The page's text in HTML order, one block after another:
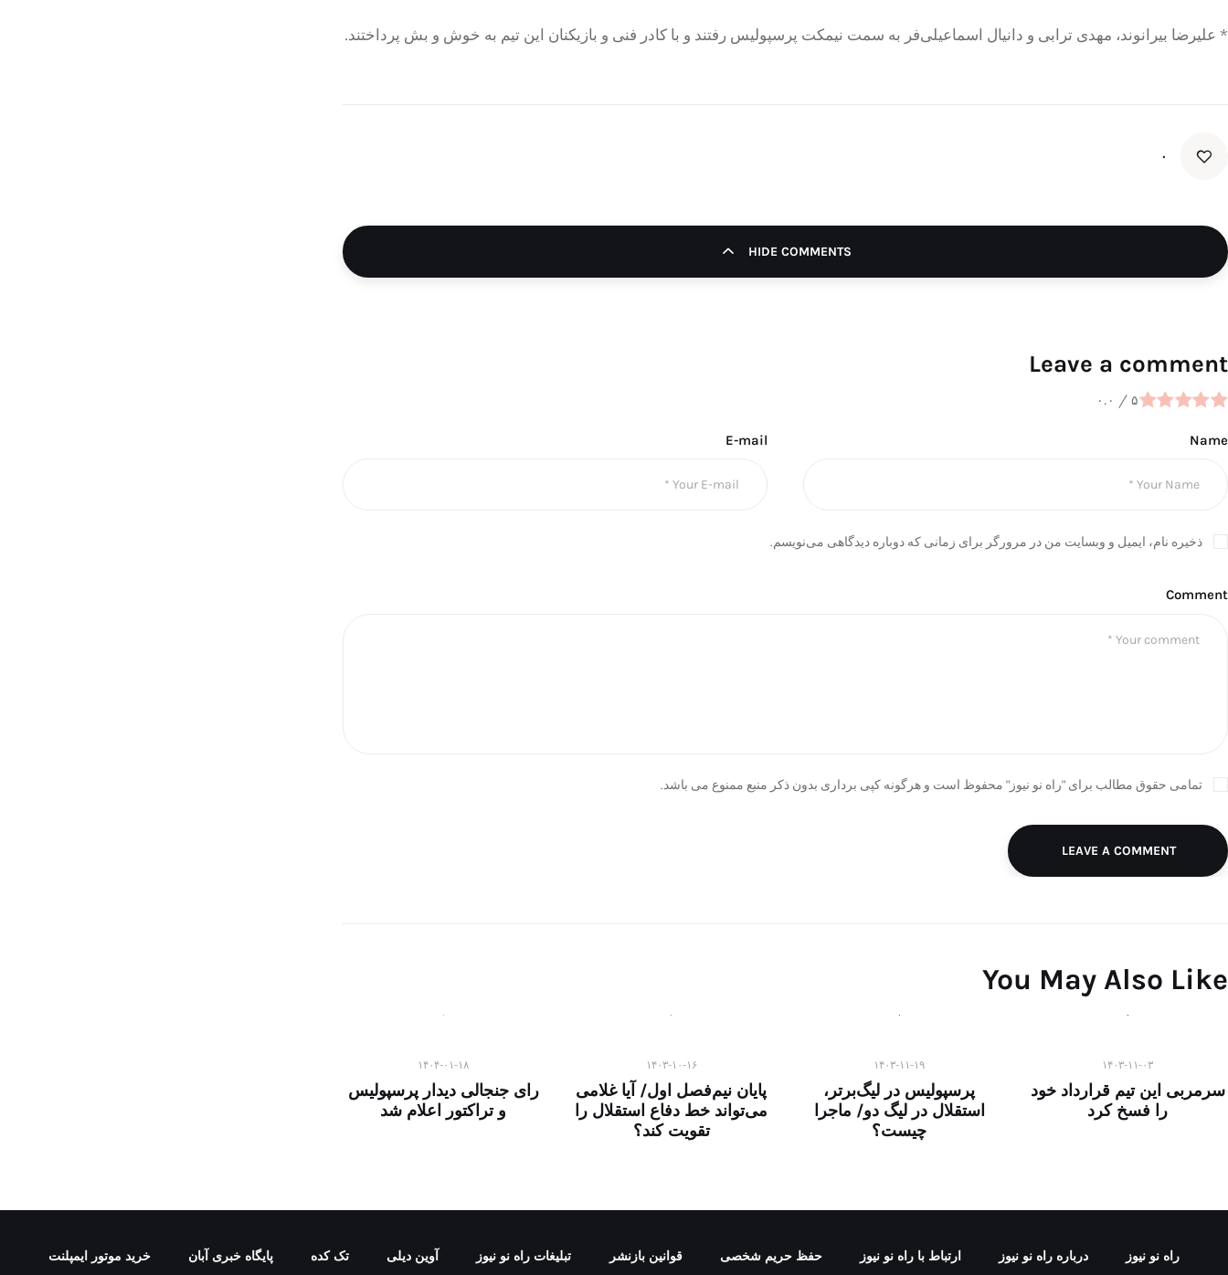
* علیرضا بیرانوند، مهدی ترابی و دانیال اسماعیلی‌فر به سمت نیمکت پرسپولیس رفتند و با کادر فنی و بازیکنان این تیم به خوش و بش پرداختند.
۰
HIDE COMMENTS
Leave a comment
۰.۰ / ۵
Name
E-mail
ذخیره نام، ایمیل و وبسایت من در مرورگر برای زمانی که دوباره دیدگاهی می‌نویسم.
Comment
تمامی حقوق مطالب برای "راه نو نیوز" محفوظ است و هرگونه کپی برداری بدون ذکر منبع ممنوع می باشد.
LEAVE A COMMENT
You May Also Like
۱۴۰۳-۱۱-۰۳
سرمربی این تیم قرارداد خود
را فسخ کرد
۱۴۰۳-۱۱-۱۹
پرسپولیس در لیگ‌برتر،
استقلال در لیگ دو/ ماجرا
چیست؟
۱۴۰۳-۱۰-۱۶
پایان نیم‌فصل اول/ آیا غلامی
می‌تواند خط دفاع استقلال را
تقویت کند؟
۱۴۰۴-۰۱-۱۸
رای جنجالی دیدار پرسپولیس
و تراکتور اعلام شد
راه نو نیوز درباره راه‌ نو نیوز ارتباط با راه‌ نو نیوز حفظ حریم شخصی قوانین بازنشر تبلیغات راه نو نیوز آوین دیلی تک کده پایگاه خبری آبان خرید موتور ایمپلنت